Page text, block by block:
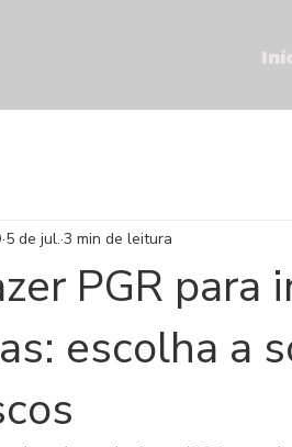
PGR para
escolha a
5 de jul. 3 min de leitura